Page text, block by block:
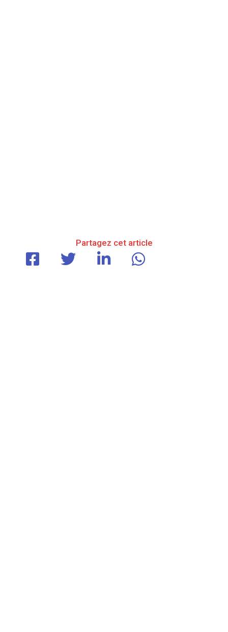
Partagez cet article